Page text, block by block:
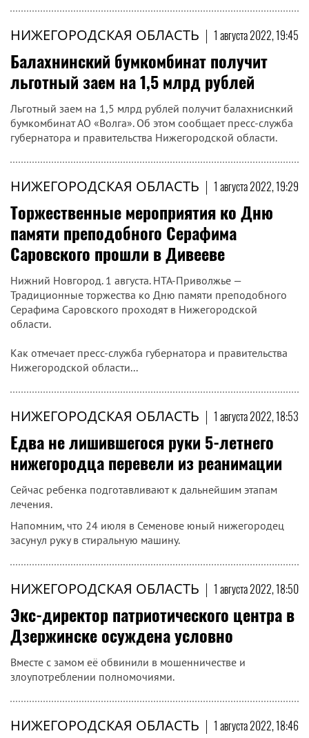
НИЖЕГОРОДСКАЯ ОБЛАСТЬ | 1 августа 2022, 19:45
Балахнинский бумкомбинат получит
льготный заем на 1,5 млрд рублей
Льготный заем на 1,5 млрд рублей получит балахниснкий
бумкомбинат АО «Волга». Об этом сообщает пресс-служба
губернатора и правительства Нижегородской области.
НИЖЕГОРОДСКАЯ ОБЛАСТЬ | 1 августа 2022, 19:29
Торжественные мероприятия ко Дню
памяти преподобного Серафима
Саровского прошли в Дивееве
Нижний Новгород. 1 августа. НТА-Приволжье —
Традиционные торжества ко Дню памяти преподобного
Серафима Саровского проходят в Нижегородской
области.
Как отмечает пресс-служба губернатора и правительства
Нижегородской области...
НИЖЕГОРОДСКАЯ ОБЛАСТЬ | 1 августа 2022, 18:53
Едва не лишившегося руки 5-летнего
нижегородца перевели из реанимации
Сейчас ребенка подготавливают к дальнейшим этапам
лечения.
Напомним, что 24 июля в Семенове юный нижегородец
засунул руку в стиральную машину.
НИЖЕГОРОДСКАЯ ОБЛАСТЬ | 1 августа 2022, 18:50
Экс-директор патриотического центра в
Дзержинске осуждена условно
Вместе с замом её обвинили в мошенничестве и
злоупотреблении полномочиями.
НИЖЕГОРОДСКАЯ ОБЛАСТЬ | 1 августа 2022, 18:46